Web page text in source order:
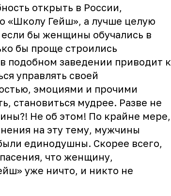
открыть в России,
«Школу Гейш», а лучше целую
бы женщины обучались в
бы проще строились
подобном заведении приводит к
управлять своей
эмоциями и прочими
становиться мудрее. Разве не
Не об этом! По крайне мере,
на эту тему, мужчины
единодушны. Скорее всего,
что женщину,
уже ничто, и никто не